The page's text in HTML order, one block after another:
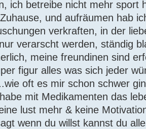
ich betreibe nicht mehr sport
und aufräumen hab
verkraften, in der
verarscht werden, ständig
meine freundinen sind
figur alles was sich jeder
oft es mir schon schwer
mit Medikamenten das
lust mehr & keine
wenn du willst kannst du